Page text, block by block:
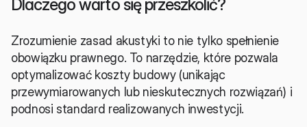
Dlaczego warto się przeszkolić?
Zrozumienie zasad akustyki to nie tylko spełnienie
obowiązku prawnego. To narzędzie, które pozwala
optymalizować koszty budowy (unikając
przewymiarowanych lub nieskutecznych rozwiązań) i
podnosi standard realizowanych inwestycji.